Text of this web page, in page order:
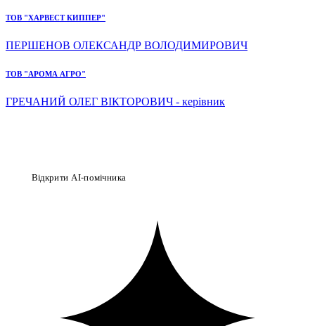
ТОВ "ХАРВЕСТ КИППЕР"
ПЕРШЕНОВ ОЛЕКСАНДР ВОЛОДИМИРОВИЧ
ТОВ "АРОМА АГРО"
ГРЕЧАНИЙ ОЛЕГ ВІКТОРОВИЧ - керівник
Відкрити AI-помічника